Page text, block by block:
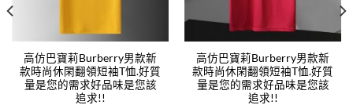
高仿巴寶莉Burberry男款新
款時尚休閑翻領短袖T恤.好質
量是您的需求好品味是您該
追求!!
高仿巴寶莉Burberry男款新
款時尚休閑翻領短袖T恤.好質
量是您的需求好品味是您該
追求!!